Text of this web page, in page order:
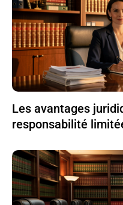
Les avantages
responsabilité